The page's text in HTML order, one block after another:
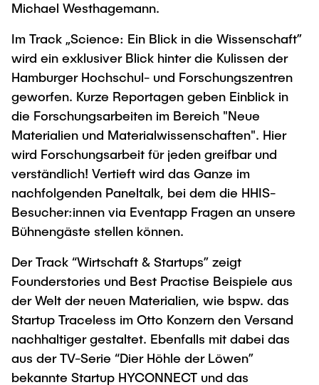
Michael Westhagemann.
Im Track „Science: Ein Blick in die Wissenschaft”
wird ein exklusiver Blick hinter die Kulissen der
Hamburger Hochschul- und Forschungszentren
geworfen. Kurze Reportagen geben Einblick in
die Forschungsarbeiten im Bereich "Neue
Materialien und Materialwissenschaften". Hier
wird Forschungsarbeit für jeden greifbar und
verständlich! Vertieft wird das Ganze im
nachfolgenden Paneltalk, bei dem die HHIS-
Besucher:innen via Eventapp Fragen an unsere
Bühnengäste stellen können.
Der Track “Wirtschaft & Startups” zeigt
Founderstories und Best Practise Beispiele aus
der Welt der neuen Materialien, wie bspw. das
Startup Traceless im Otto Konzern den Versand
nachhaltiger gestaltet. Ebenfalls mit dabei das
aus der TV-Serie “Dier Höhle der Löwen”
bekannte Startup HYCONNECT und das